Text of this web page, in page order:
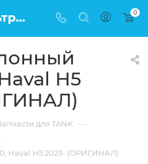
Купить Фильтр салонный TANK 500, Haval H5 2023- (ОРИГИНАЛ) в Москве по низкой цене 0
H5
для TANK —
Haval H5 2023- (ОРИГИНАЛ)